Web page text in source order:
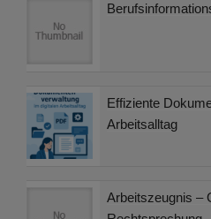
Effiziente
Arbeitsalltag
Arbeitszeugnis –